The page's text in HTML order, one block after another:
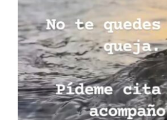
Fluye con
Blog Principal Salud